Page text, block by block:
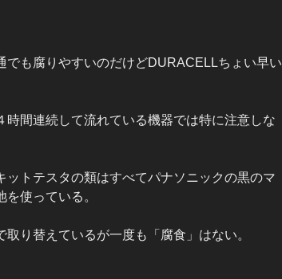
も腐りやすいのだけどDURACELLちょい早い
間連続して流れている機器では特に注意しな
トテスタの類はすべてパナソニックの黒のマ
使っている。
り替えているが一度も「腐食」はない。